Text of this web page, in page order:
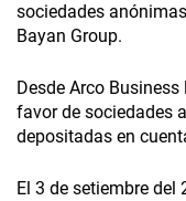
sociedades
Bayan Group.
Desde Arco
favor de sociedades
depositadas en
El 3 de setiembre del